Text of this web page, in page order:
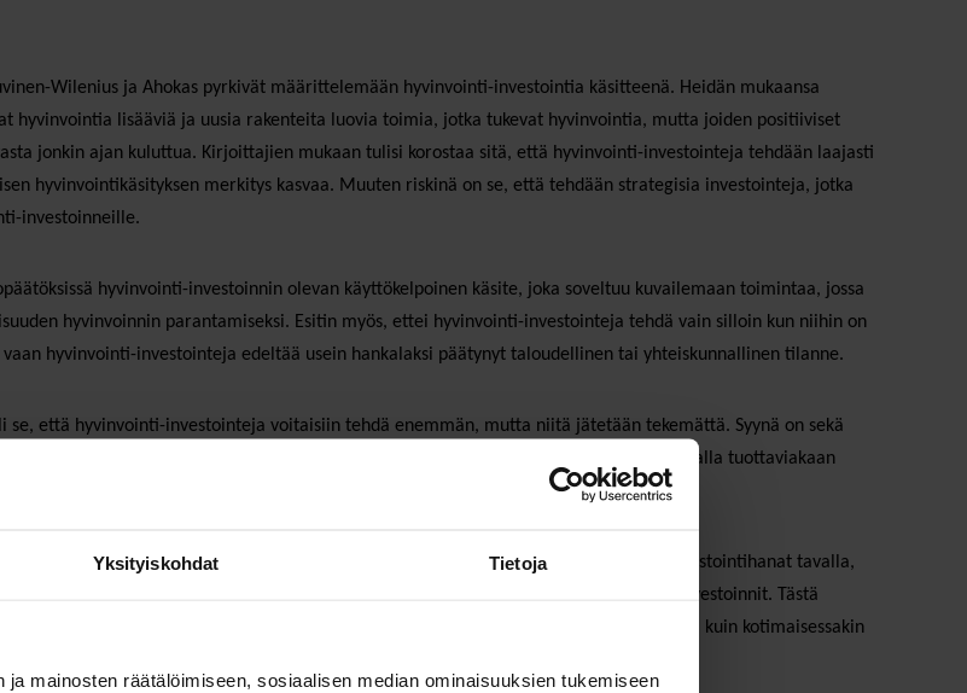
Yksityiskohdat Tietoja
mainosten räätälöimiseen, sosiaalisen median ominaisuuksien tukemiseen
Wilenius ja Ahokas pyrkivät määrittelemään hyvinvointi-investointia käsitteenä. Heidän mukaansa
hyvinvointia lisääviä ja uusia rakenteita luovia toimia, jotka tukevat hyvinvointia, mutta joiden positiiviset
jonkin ajan kuluttua. Kirjoittajien mukaan tulisi korostaa sitä, että hyvinvointi-investointeja tehdään laajasti
hyvinvointikäsityksen merkitys kasvaa. Muuten riskinä on se, että tehdään strategisia investointeja, jotka
investoinneille.
hyvinvointi-investoinnin olevan käyttökelpoinen käsite, joka soveltuu kuvailemaan toimintaa, jossa
hyvinvoinnin parantamiseksi. Esitin myös, ettei hyvinvointi-investointeja tehdä vain silloin kun niihin on
hyvinvointi-investointeja edeltää usein hankalaksi päätynyt taloudellinen tai yhteiskunnallinen tilanne.
se, että hyvinvointi-investointeja voitaisiin tehdä enemmän, mutta niitä jätetään tekemättä. Syynä on sekä
mittaamisen vaikeus. Hyvinvointia lisääviin toimiin ei katsota olevan varaa ja samalla tuottaviakaan
niiden kannattavuutta on vaikeaa mitata tai mittarit eivät kiinnosta päätöksentekijöitä.
tilanne on erilainen. Koronakriisiin reagointi on avannut julkisten talouksien investointihanat tavalla,
Infrastruktuurihankkeiden lisäksi rahoitusta ovat saaneet myös hyvinvointi-investoinnit. Tästä
kuitenkin ollut havaittavissa viitteitä aikaisemmin – jo ennen koronakriisiä – niin EU:ssa kuin kotimaisessakin